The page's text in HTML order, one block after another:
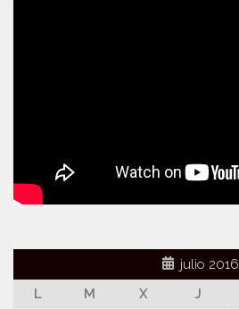
julio 2016
L
M X J